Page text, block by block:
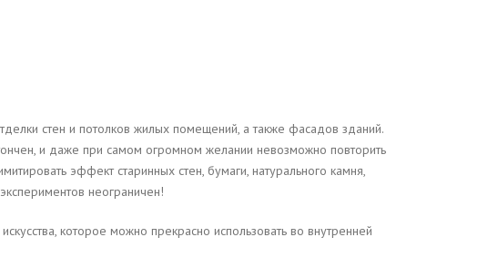
стен и потолков жилых помещений, а также фасадов зданий.
и даже при самом огромном желании невозможно повторить
эффект старинных стен, бумаги, натурального камня,
неограничен!
которое можно прекрасно использовать во внутренней